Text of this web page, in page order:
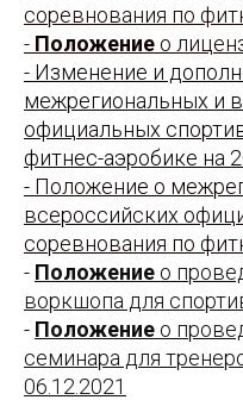
соревнования по
- Положение о
- Изменение и
межрегиональных и
официальных
фитнес-аэробике на
- Положение о
всероссийских
соревнования по
- Положение о
воркшопа для
- Положение о
семинара для
06.12.2021